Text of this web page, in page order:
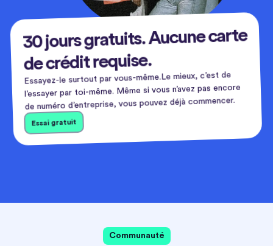
30 jours gratuits. Aucune carte
de crédit requise.
Essayez-le surtout par vous-même.Le mieux, c’est de
l’essayer par toi-même. Même si vous n’avez pas encore
de numéro d’entreprise, vous pouvez déjà commencer.
Essai gratuit
Communauté